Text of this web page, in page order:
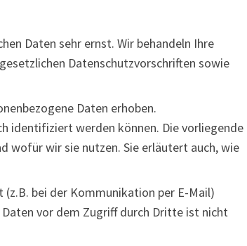
Daten sehr ernst. Wir behandeln Ihre
Datenschutzvorschriften sowie
Daten erhoben.
identifiziert werden können. Die vorliegende
wofür wir sie nutzen. Sie erläutert auch, wie
bei der Kommunikation per E-Mail)
vor dem Zugriff durch Dritte ist nicht